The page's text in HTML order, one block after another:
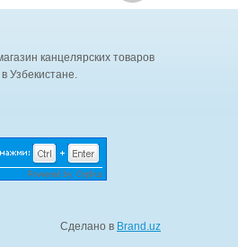
канцелярских товаров
Узбекистане.
Сделано в Brand.uz